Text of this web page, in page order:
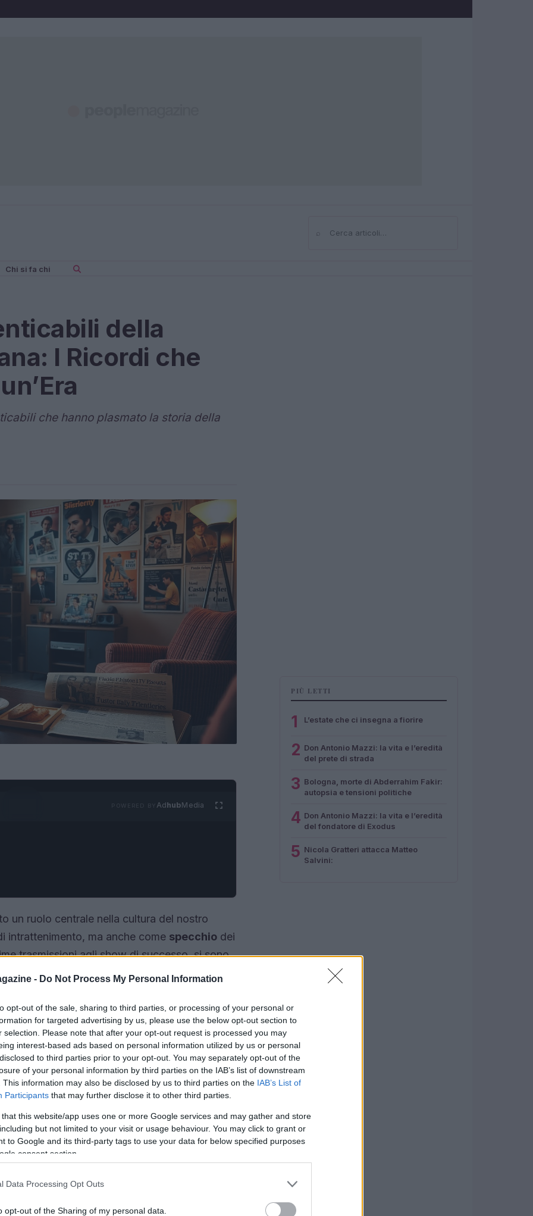
- Do Not Process My Personal Information
opt-out of the sale, sharing to third parties, or processing of your personal or
for targeted advertising by us, please use the below opt-out section to
selection. Please note that after your opt-out request is processed you may
interest-based ads based on personal information utilized by us or personal
to third parties prior to your opt-out. You may separately opt-out of the
of your personal information by third parties on the IAB’s list of downstream
This information may also be disclosed by us to third parties on the IAB’s List of
Participants that may further disclose it to other third parties.
that this website/app uses one or more Google services and may gather and store
but not limited to your visit or usage behaviour. You may click to grant or
to Google and its third-party tags to use your data for below specified purposes
consent section.
Data Processing Opt Outs
opt-out of the Sharing of my personal data.
⌕Cerca
Chi si fa chi
della
I Ricordi che
che hanno plasmato la storia della
AdhubMedia
un ruolo centrale nella cultura del nostro
intrattenimento, ma anche come specchio dei
trasmissioni agli show di successo, si sono
la storia della TV italiana, influenzando
esplora alcuni di questi
memoria collettiva.
PIÙ LETTI
1 L’estate che ci insegna a fiorire
2 Don Antonio Mazzi: la vita e l’eredità
del prete di strada
3 Bologna, morte di Abderrahim Fakir:
autopsia e tensioni politiche
4 Don Antonio Mazzi: la vita e l’eredità
del fondatore di Exodus
5 Nicola Gratteri attacca Matteo
Salvini: